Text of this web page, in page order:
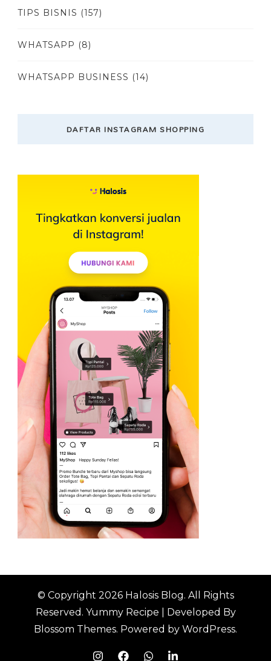
TIPS BISNIS (157)
WHATSAPP (8)
WHATSAPP BUSINESS (14)
DAFTAR INSTAGRAM SHOPPING
© Copyright 2026 Halosis Blog. All Rights
Reserved. Yummy Recipe | Developed By
Blossom Themes. Powered by WordPress.